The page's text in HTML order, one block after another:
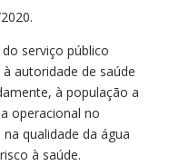
serviço público
autoridade de saúde
à população a
operacional no
qualidade da água
à saúde.